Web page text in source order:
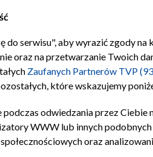
Regulamin TVP
do serwisu", aby wyrazić zgody
oraz na przetwarzanie Twoich
Zaufanych Partnerów TVP
które wskazujemy
odwiedzania przez Ciebie
WWW lub innych
oraz